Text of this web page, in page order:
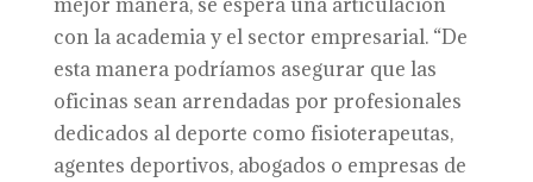
con la academia y el sector empresarial. “De
esta manera podríamos asegurar que las
oficinas sean arrendadas por profesionales
dedicados al deporte como fisioterapeutas,
agentes deportivos, abogados o empresas de